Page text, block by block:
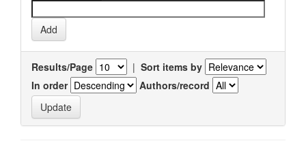
Results/Page | Sort items by
In order
Authors/record